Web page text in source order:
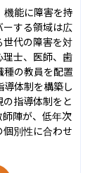
機能に障害を持
ーする領域は広
世代の障害を対
士、医師、歯
の教員を配置
体制を構築し
指導体制をと
陣が、低年次
別性に合わせ